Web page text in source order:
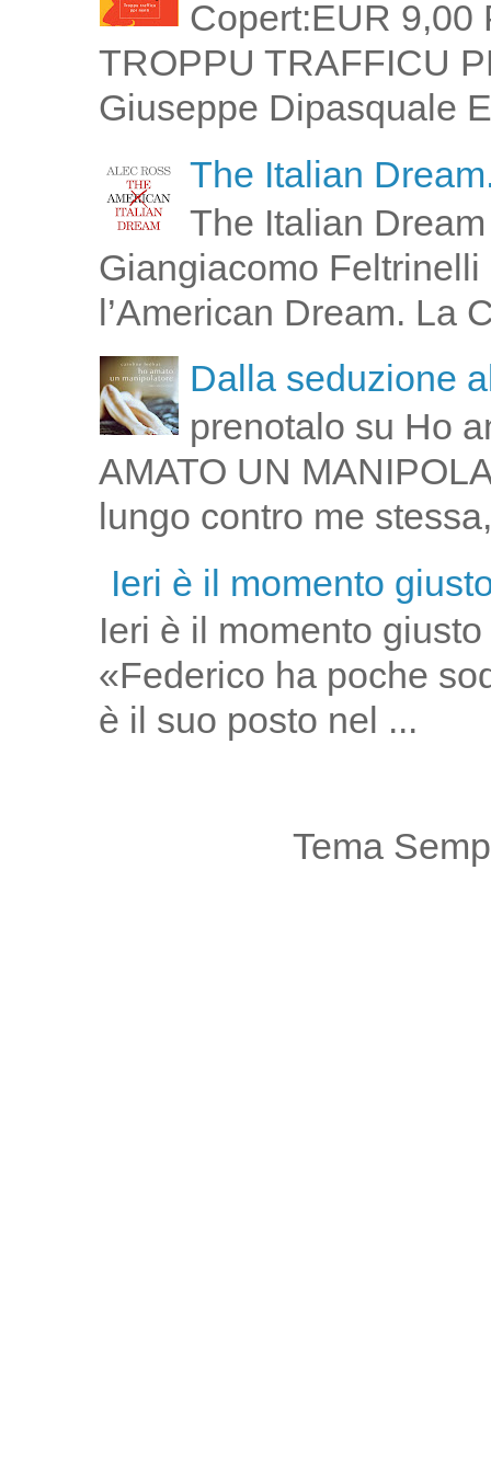
Copert:EUR 9,00
TROPPU TRAFFICU
Giuseppe Dipasquale
The Italian
The Italian
Giangiacomo
l’American Dream. La
Dalla seduzione
prenotalo su Ho
AMATO UN
lungo contro me
Ieri è il momento
Ieri è il momento
«Federico ha poche
è il suo posto nel ...
Tema